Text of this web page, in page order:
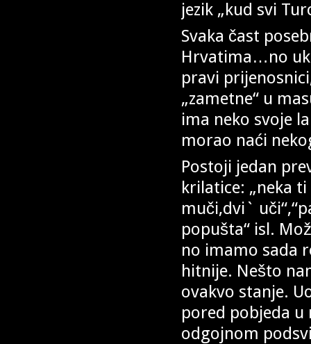
jezik „kud svi
Svaka čast
Hrvatima…no
pravi
„zametne“ u
ima neko svoje
morao naći
Postoji jedan
krilatice: „neka
muči,dvi`
popušta“ isl.
no imamo sada
hitnije. Nešto
ovakvo stanje.
pored pobjeda
odgojnom